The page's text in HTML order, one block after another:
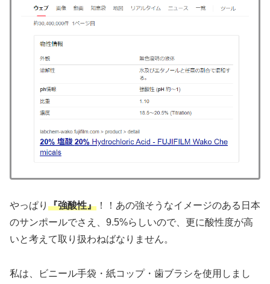
やっぱり 『強酸性』 ！！あの強そうなイメージのある日本
のサンポールでさえ、9.5%らしいので、更に酸性度が高
いと考えて取り扱わねばなりません。
私は、ビニール手袋・紙コップ・歯ブラシを使用しまし